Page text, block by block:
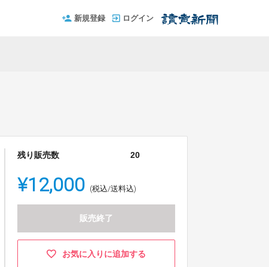
新規登録 ログイン
残り販売数 20
¥12,000 (税込/送料込)
販売終了
お気に入りに追加する